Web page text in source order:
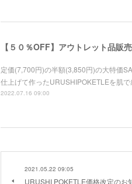
【５０％OFF】アウトレット品販
定価(7,700円)の半額(3,850円)の大特価
仕上げて作ったURUSHIPOKETLEを肌
2022.07.16 09:00
2021.05.22 09:05
URUSHI POKETLE価格改定のお